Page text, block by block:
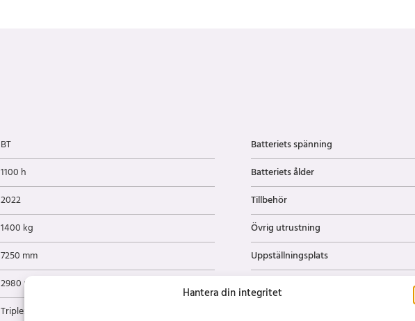
Hantera din integritet
BT
1100 h
2022
1400 kg
7250 mm
2980 mm
Triplex / frilift
Batteriets spänning
Batteriets ålder
Tillbehör
Övrig utrustning
Uppställningsplats